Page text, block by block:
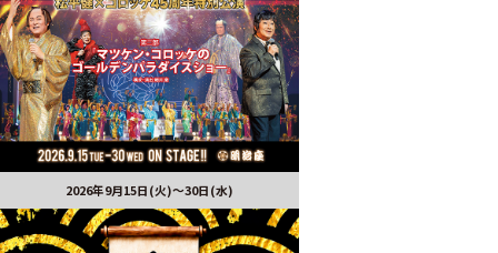
2026年9月15日(火)～30日(水)